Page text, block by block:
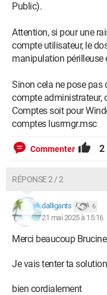
Public).
Attention, si pour une
compte utilisateur, le
manipulation périlleuse
Sinon cela ne pose pas
compte administrateur,
Comptes soit pour
comptes lusrmgr.msc
Commenter 2
RÉPONSE 2 / 2
dalligants 6
21 mai 2025 à 15:16
Merci beaucoup Brucine
Je vais tenter ta
bien cordialement